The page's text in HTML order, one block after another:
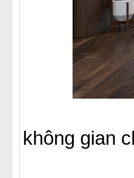
không gian